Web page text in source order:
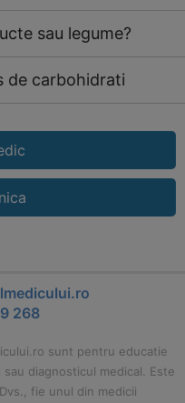
sau legume?
de carbohidrati
268
sunt pentru educatie
diagnosticul medical. Este
fie unul din medicii